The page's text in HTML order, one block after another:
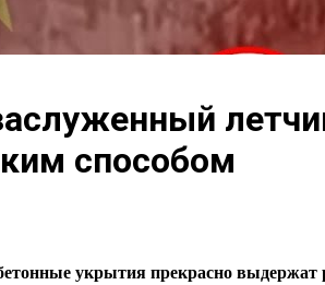
способом
укрытия прекрасно выдержат